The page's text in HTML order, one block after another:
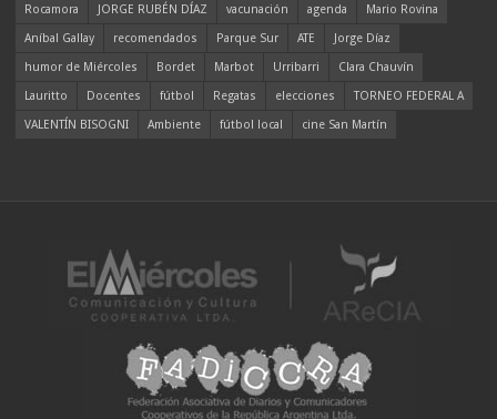
Rocamora
JORGE RUBÉN DÍAZ vacunación agenda
Mario Rovina
Aníbal Gallay
recomendados Parque Sur ATE
Jorge Díaz
humor de Miércoles
Bordet Marbot Urribarri
Clara Chauvín
Lauritto
Docentes fútbol Regatas elecciones
TORNEO FEDERAL A
VALENTÍN BISOGNI
Ambiente fútbol local cine San Martín